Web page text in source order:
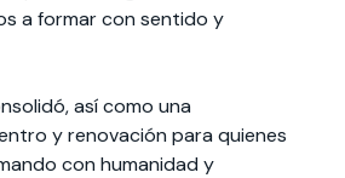
a formar con sentido y
así como una
y renovación para quienes
con humanidad y